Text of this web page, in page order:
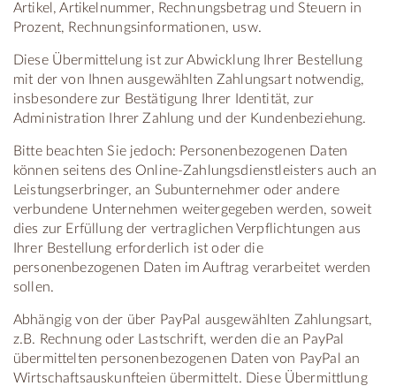
Artikel, Artikelnummer, Rechnungsbetrag und Steuern in
Prozent, Rechnungsinformationen, usw.
Diese Übermittelung ist zur Abwicklung Ihrer Bestellung
mit der von Ihnen ausgewählten Zahlungsart notwendig,
insbesondere zur Bestätigung Ihrer Identität, zur
Administration Ihrer Zahlung und der Kundenbeziehung.
Bitte beachten Sie jedoch: Personenbezogenen Daten
können seitens des Online-Zahlungsdienstleisters auch an
Leistungserbringer, an Subunternehmer oder andere
verbundene Unternehmen weitergegeben werden, soweit
dies zur Erfüllung der vertraglichen Verpflichtungen aus
Ihrer Bestellung erforderlich ist oder die
personenbezogenen Daten im Auftrag verarbeitet werden
sollen.
Abhängig von der über PayPal ausgewählten Zahlungsart,
z.B. Rechnung oder Lastschrift, werden die an PayPal
übermittelten personenbezogenen Daten von PayPal an
Wirtschaftsauskunfteien übermittelt. Diese Übermittlung